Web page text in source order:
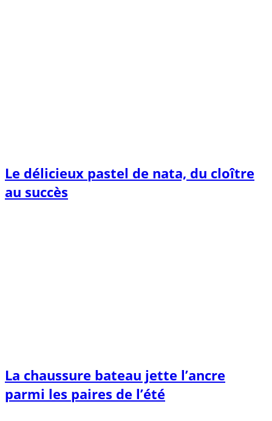
Le délicieux pastel de nata, du cloître
au succès
La chaussure bateau jette l’ancre
parmi les paires de l’été